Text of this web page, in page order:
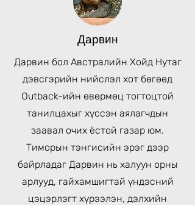
Дарвин
Дарвин бол Австралийн Хойд Нутаг
дэвсгэрийн нийслэл хот бөгөөд
Outback-ийн өвөрмөц тогтоцтой
танилцахыг хүссэн аялагчдын
заавал очих ёстой газар юм.
Тиморын тэнгисийн эрэг дээр
байрладаг Дарвин нь халуун орны
арлууд, гайхамшигтай үндэсний
цэцэрлэгт хүрээлэн, дэлхийн